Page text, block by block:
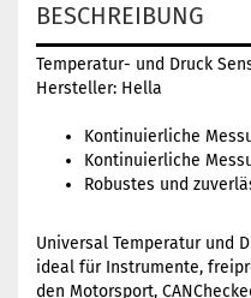
BESCHREIBUNG
Temperatur- und Druck
Hersteller: Hella
Kontinuierliche
Kontinuierliche
Robustes und
Universal Temperatur und
ideal für Instrumente,
den Motorsport,